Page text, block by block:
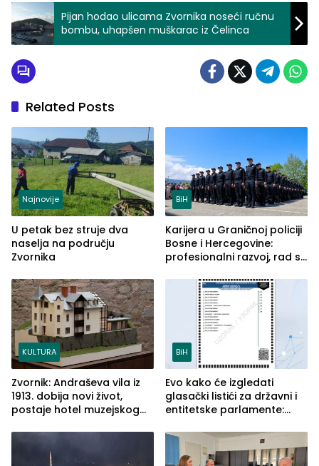
Pijan hodao ulicama Zvornika noseći ručnu
bombu, uhapšen muškarac iz Čelinca
Related Posts
Najnovije
U petak bez struje dva
naselja na području
Zvornika
BiH
Karijera u Graničnoj policiji
Bosne i Hercegovine:
profesionalni razvoj, rad sa
služba građanima
KULTURA
Zvornik: Andraševa vila iz
1913. dobija novi život,
postaje hotel muzejskog
BiH
Evo kako će izgledati
glasački listići za državni i
entitetske parlamente:
vidljive na njima